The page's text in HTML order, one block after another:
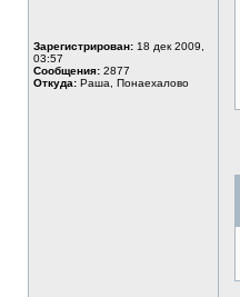
Зарегистрирован: 18 дек 2009,
03:57
Сообщения: 2877
Откуда: Раша, Понаехалово